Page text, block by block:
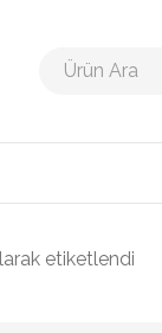
etiketlendi